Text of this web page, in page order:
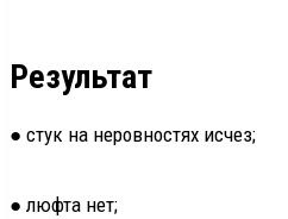
Результат
● стук на неровностях исчез;
● люфта нет;